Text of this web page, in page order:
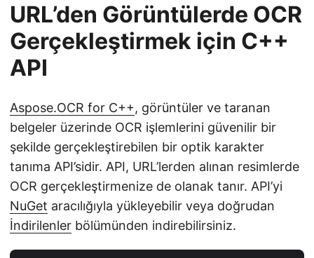
URL’den Görüntülerde OCR
Gerçekleştirmek için C++
API
Aspose.OCR for C++, görüntüler ve taranan
belgeler üzerinde OCR işlemlerini güvenilir bir
şekilde gerçekleştirebilen bir optik karakter
tanıma API’sidir. API, URL’lerden alınan resimlerde
OCR gerçekleştirmenize de olanak tanır. API’yi
NuGet aracılığıyla yükleyebilir veya doğrudan
İndirilenler bölümünden indirebilirsiniz.